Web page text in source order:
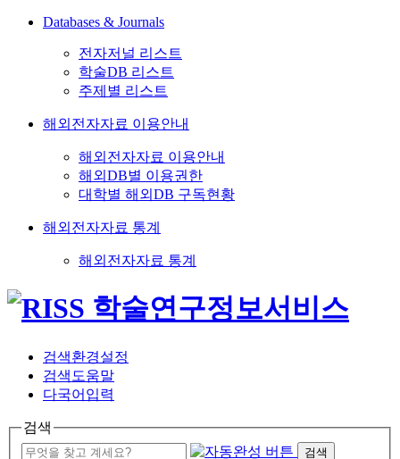
Databases & Journals
전자저널 리스트
학술DB 리스트
주제별 리스트
해외전자자료 이용안내
해외전자자료 이용안내
해외DB별 이용권한
대학별 해외DB 구독현황
해외전자자료 통계
해외전자자료 통계
검색환경설정
검색도움말
다국어입력
검색
검색